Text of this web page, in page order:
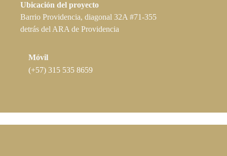
Ubicación del proyecto
Barrio Providencia, diagonal 32A #71-355
detrás del ARA de Providencia
Móvil
(+57) 315 535 8659